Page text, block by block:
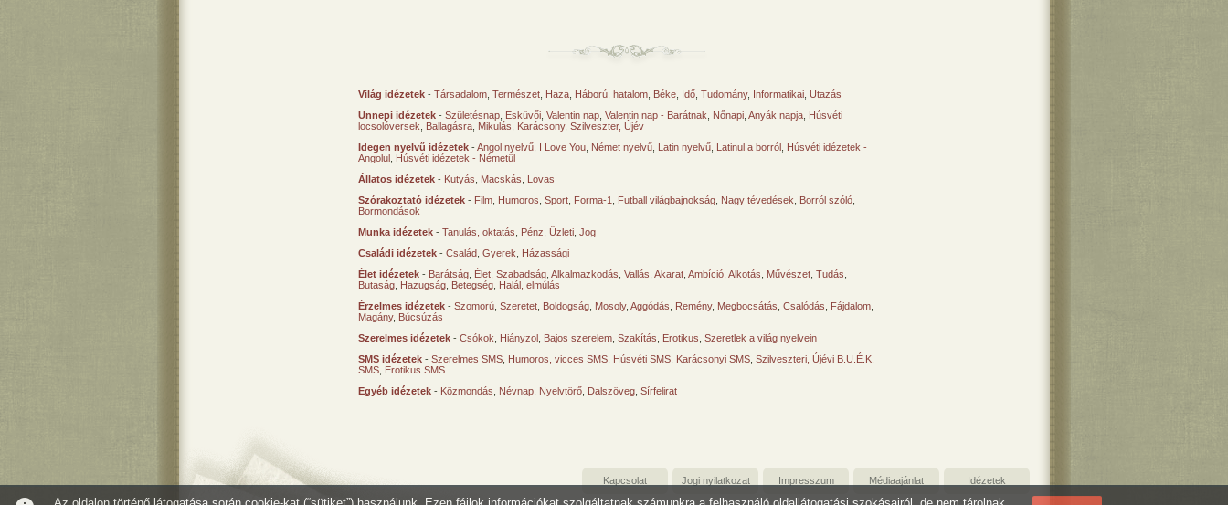
Világ idézetek - Társadalom Természet Haza Háború, hatalom Béke Idő Tudomány, Informatikai Utazás
Ünnepi idézetek - Születésnap Esküvői Valentin nap Valentin nap - Barátnak Nőnapi Anyák napja Húsvéti
locsolóversek
Ballagásra Mikulás Karácsony, Szilveszter, Újév
Idegen nyelvű idézetek -Angol nyelvű I Love You Német nyelvű Latin nyelvű Latinul a borról Húsvéti idézetek -
Angolul Húsvéti idézetek - Németül
Állatos idézetek - Kutyás Macskás
Lovas
Szórakoztató idézetek - Film Humoros Sport Forma-1 Futball világbajnokság Nagy tévedések Borról szóló
Bormondások
Munka idézetek - Tanulás, oktatás Pénz Üzleti Jog
Családi idézetek - Család Gyerek
Házassági
Élet idézetek - Barátság Élet Szabadság Alkalmazkodás Vallás Akarat Ambíció Alkotás Művészet Tudás
Butaság Hazugság Betegség Halál, elmúlás
Érzelmes idézetek - Szomorú Szeretet Boldogság Mosoly, Aggódás Remény, Megbocsátás Csalódás Fájdalom
Magány, Búcsúzás
Szerelmes idézetek - Csókok Hiányzol Bajos szerelem Szakítás Erotikus Szeretlek a világ nyelvein
SMS idézetek - Szerelmes SMS Humoros, vicces SMS Húsvéti SMS Karácsonyi SMS Szilveszteri, Újévi B.U.É.K.
SMS Erotikus SMS
Egyéb idézetek - Közmondás Névnap Nyelvtörő Dalszöveg Sírfelirat
Kapcsolat Jogi nyilatkozat Impresszum Médiaajánlat Idézetek